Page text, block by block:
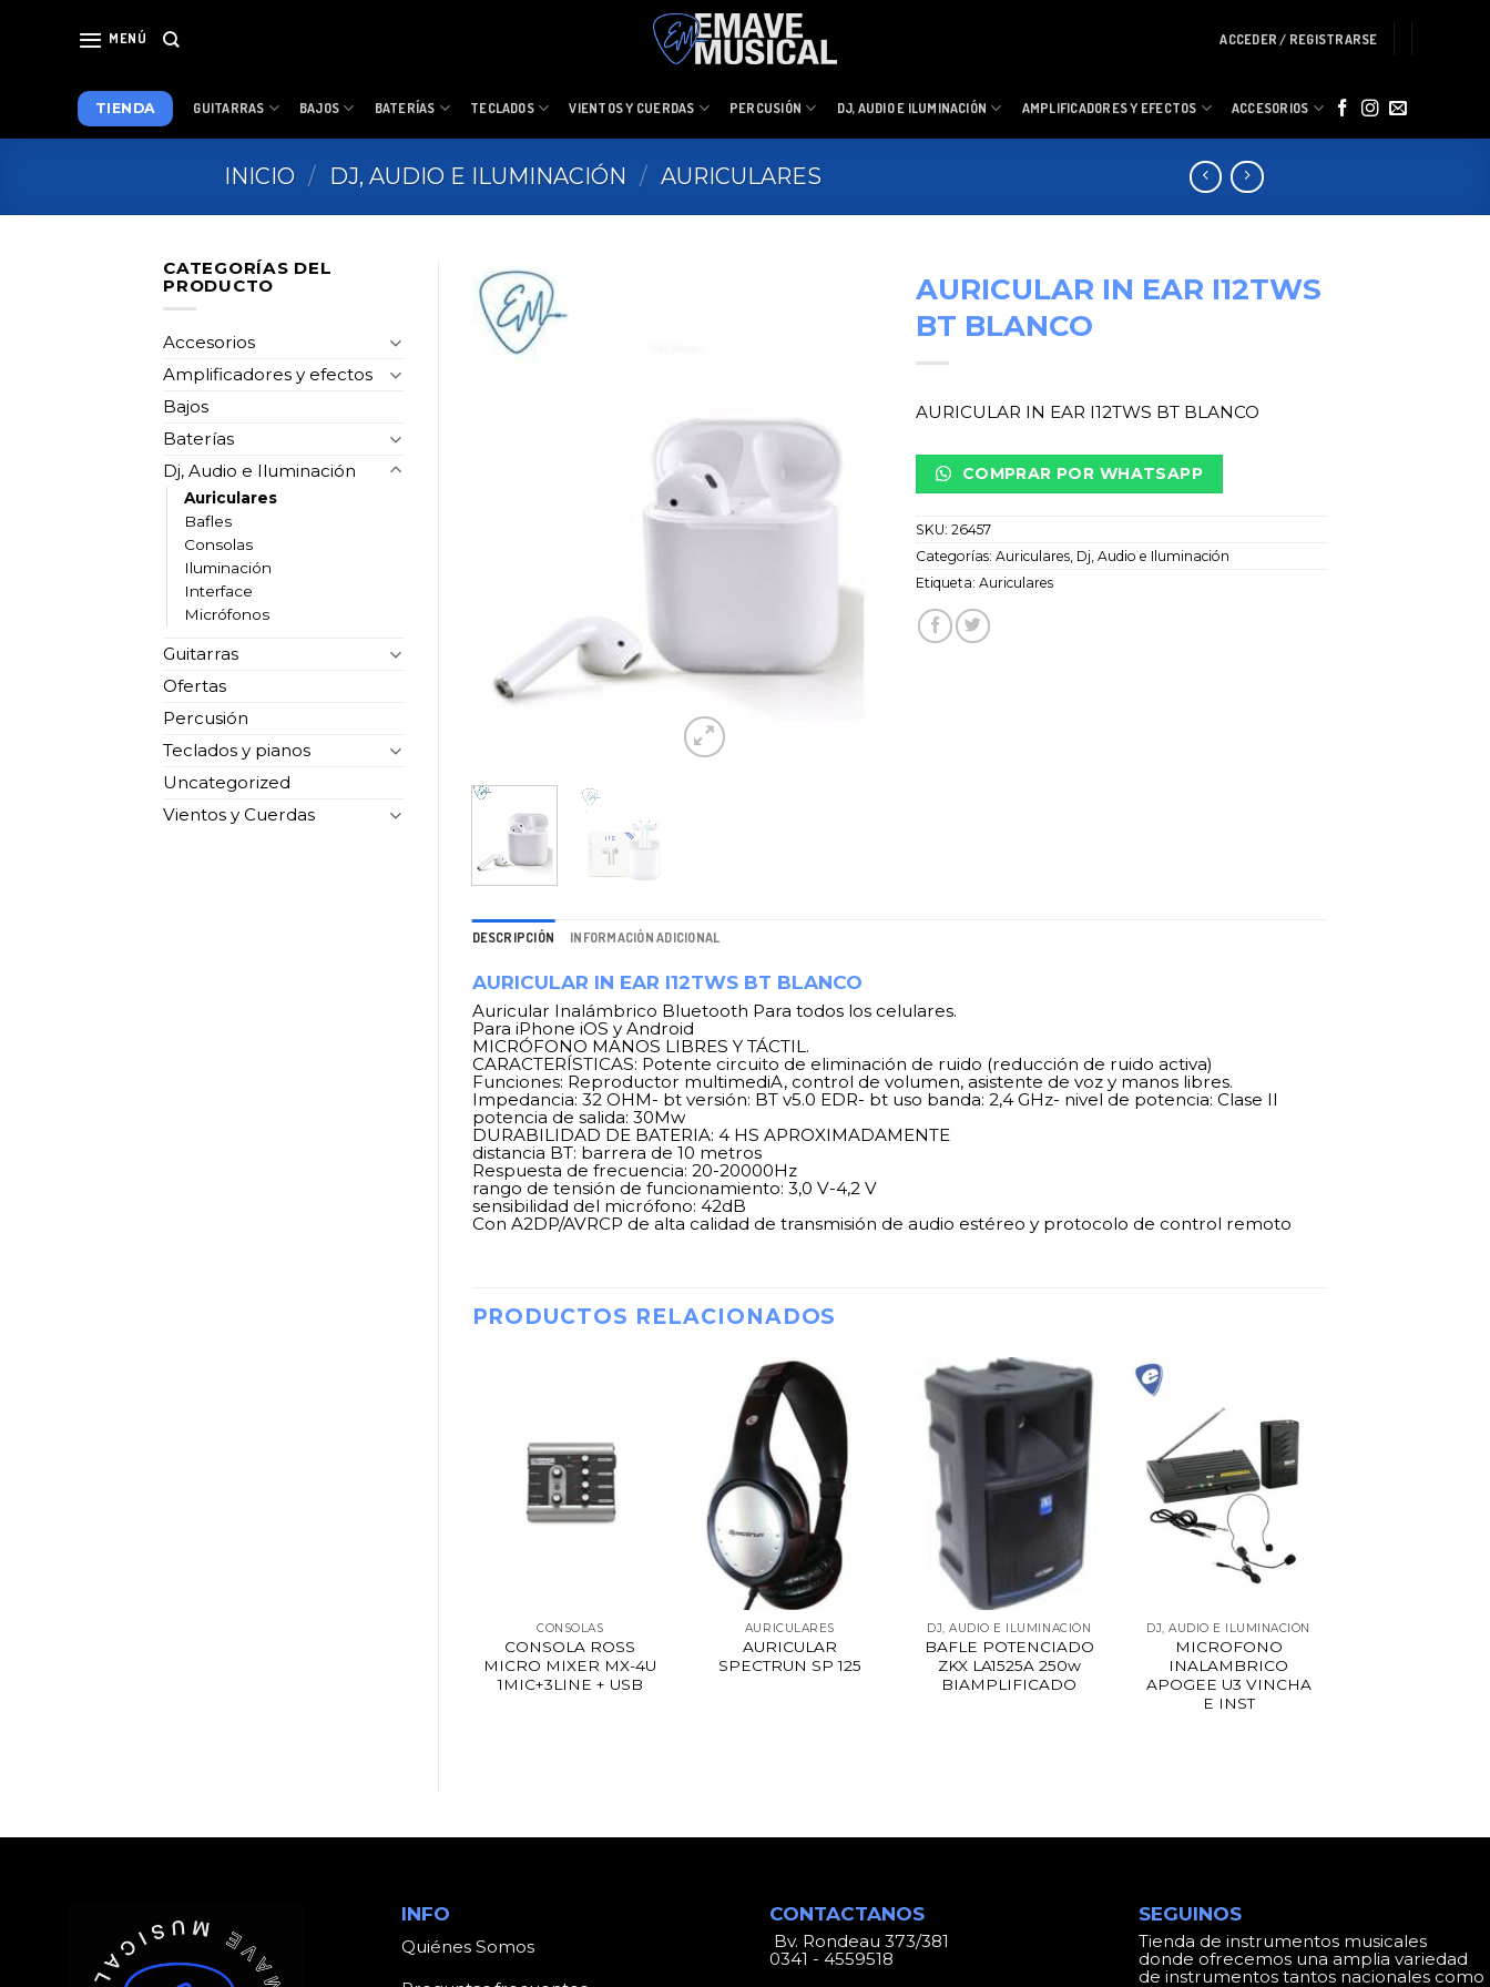
MENÚ ACCEDER / REGISTRARSE
TIENDA GUITARRAS BAJOS BATERÍAS TECLADOS VIENTOS Y CUERDAS PERCUSIÓN DJ, AUDIO E ILUMINACIÓN AMPLIFICADORES Y EFECTOS ACCESORIOS
INICIO / DJ, AUDIO E ILUMINACIÓN / AURICULARES
CATEGORÍAS DEL
PRODUCTO
Accesorios
Amplificadores y efectos
Bajos
Baterías
Dj, Audio e Iluminación
Auriculares
Bafles
Consolas
Iluminación
Interface
Micrófonos
Guitarras
Ofertas
Percusión
Teclados y pianos
Uncategorized
Vientos y Cuerdas
AURICULAR IN EAR I12TWS
BT BLANCO
AURICULAR IN EAR I12TWS BT BLANCO
COMPRAR POR WHATSAPP
SKU:26457
Categorías:Auriculares Dj, Audio e Iluminación
Etiqueta:Auriculares
DESCRIPCIÓN INFORMACIÓN ADICIONAL
AURICULAR IN EAR I12TWS BT BLANCO
Auricular Inalámbrico Bluetooth Para todos los celulares.
Para iPhone iOS y Android
MICRÓFONO MANOS LIBRES Y TÁCTIL.
CARACTERÍSTICAS: Potente circuito de eliminación de ruido (reducción de ruido activa)
Funciones: Reproductor multimediA, control de volumen, asistente de voz y manos libres.
Impedancia: 32 OHM- bt versión: BT v5.0 EDR- bt uso banda: 2,4 GHz- nivel de potencia: Clase II
potencia de salida: 30Mw
DURABILIDAD DE BATERIA: 4 HS APROXIMADAMENTE
distancia BT: barrera de 10 metros
Respuesta de frecuencia: 20-20000Hz
rango de tensión de funcionamiento: 3,0 V-4,2 V
sensibilidad del micrófono: 42dB
Con A2DP/AVRCP de alta calidad de transmisión de audio estéreo y protocolo de control remoto
PRODUCTOS RELACIONADOS
CONSOLAS
CONSOLA ROSS
MICRO MIXER MX-4U
1MIC+3LINE + USB
AURICULARES
AURICULAR
SPECTRUN SP 125
DJ, AUDIO E ILUMINACIÓN
BAFLE POTENCIADO
ZKX LA1525A 250w
BIAMPLIFICADO
DJ, AUDIO E ILUMINACIÓN
MICROFONO
INALAMBRICO
APOGEE U3 VINCHA
E INST
INFO
Quiénes Somos
CONTACTANOS
Bv. Rondeau 373/381
0341 - 4559518
SEGUINOS
Tienda de instrumentos musicales
donde ofrecemos una amplia variedad
de instrumentos tantos nacionales como